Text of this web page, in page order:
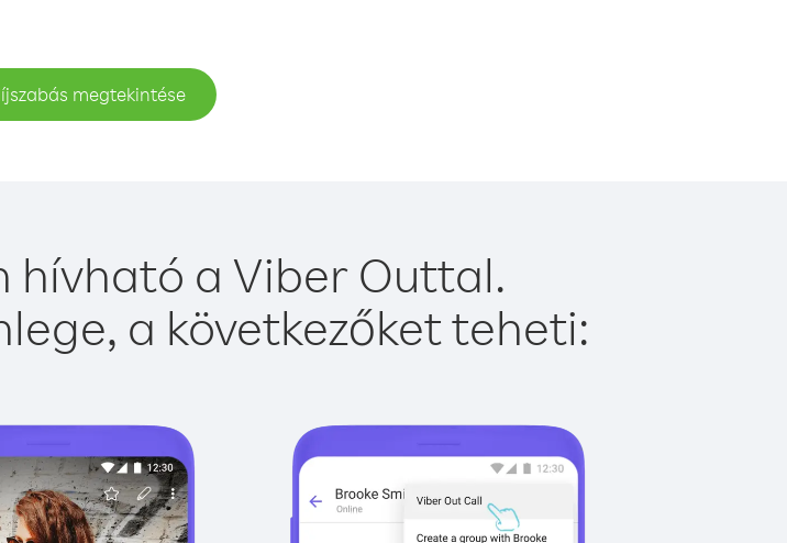
megtekintése
hívható a Viber Outtal.
a következőket teheti: